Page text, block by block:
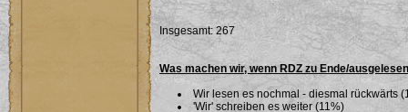
Insgesamt: 267
Was machen wir, wenn RDZ zu Ende/
Wir lesen es nochmal - diesmal rückwärts
'Wir' schreiben es weiter (11%)